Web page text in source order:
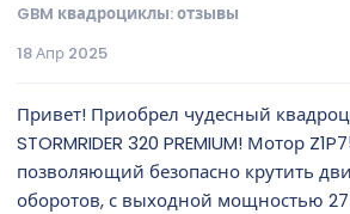
GBM квадроциклы: отзывы
18 Апр 2025
Привет! Приобрел чудесный
STORMRIDER 320 PREMIUM! Мотор
позволяющий безопасно крутить
оборотов, с выходной мощностью 27